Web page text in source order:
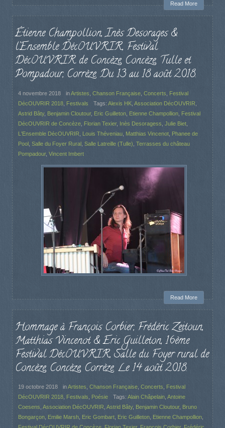
Read More
Étienne Champollion, Inès Desorages &
l’Ensemble DécOUVRIR, Festival
DécOUVRIR de Concèze, Concèze, Tulle et
Pompadour, Corrèze. Du 13 au 18 août 2018.
4 novembre 2018 inArtistes Chanson Française Concerts
Festival
DécOUVRIR 2018 Festivals Tags: Alexis HK Association DécOUVRIR
Astrid Bâty, Benjamin Cloutour, Eric Guilleton Etienne Champollion Festival
DécOUVRIR de Concèze Florian Texier, Inès Desoragess Julie Biet
L'Ensemble DécOUVRIR
Louis Théveniau Matthias Vincenot Phanee de
Pool Salle du Foyer Rural Salle Latreille (Tulle) Terrasses du château
Pompadour, Vincent Imbert
Read More
Hommage à François Corbier, Frédéric Zeitoun,
Matthias Vincenot & Eric Guilleton, 16ème
Festival DécOUVRIR, Salle du Foyer rural de
Concèze, Concèze, Corrèze. Le 14 août 2018.
19 octobre 2018 inArtistes Chanson Française Concerts
Festival
DécOUVRIR 2018 Festivals Poésie Tags: Alain Châpelain Antoine
Coesens Association DécOUVRIR Astrid Bâty, Benjamin Cloutour, Bruno
Bongarçon Emilie Marsh Eric Gombart Eric Guilleton Etienne Champollion